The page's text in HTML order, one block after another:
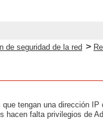
de seguridad de la red >
tengan una dirección
falta privilegios de